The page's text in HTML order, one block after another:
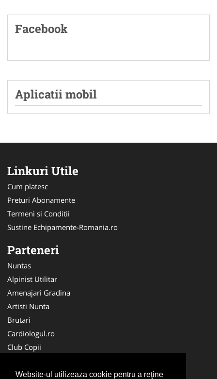
Website-ul utilizeaza cookie pentru a reţine
Facebook
Aplicatii mobil
Linkuri Utile
Cum platesc
Preturi Abonamente
Termeni si Conditii
Sustine Echipamente-Romania.ro
Parteneri
Nuntas
Alpinist Utilitar
Amenajari Gradina
Artisti Nunta
Brutari
Cardiologul.ro
Club Copii
Ambalaje Romania